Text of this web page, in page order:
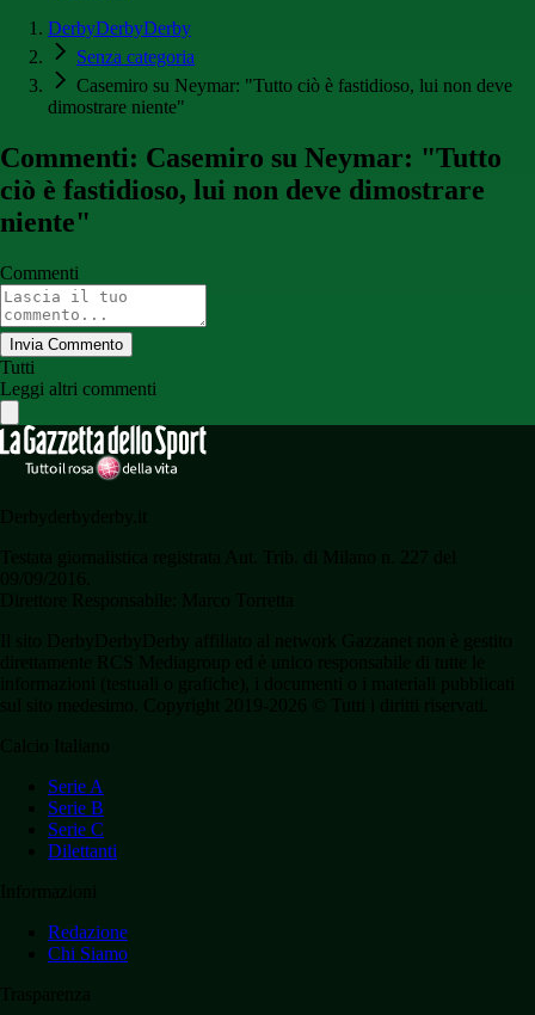
DerbyDerbyDerby
Senza categoria
Casemiro su Neymar: "Tutto ciò è fastidioso, lui non deve
dimostrare niente"
Commenti: Casemiro su Neymar: "Tutto
ciò è fastidioso, lui non deve dimostrare
niente"
Commenti
Invia Commento
Tutti
Leggi altri commenti
Serie A
Serie B
Serie C
Dilettanti
Redazione
Chi Siamo